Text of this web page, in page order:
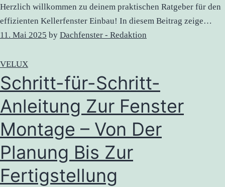
Herzlich willkommen zu deinem praktischen Ratgeber für den
effizienten Kellerfenster Einbau! In diesem Beitrag zeige…
11. Mai 2025 by Dachfenster - Redaktion
VELUX
Schritt-für-Schritt-
Anleitung Zur Fenster
Montage – Von Der
Planung Bis Zur
Fertigstellung